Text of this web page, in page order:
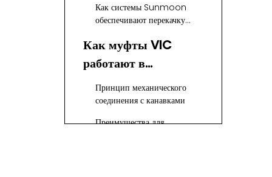
Как системы Sunmoon
обеспечивают перекачку
Как муфты VIC
работают в
американских
трубопроводных
системах
Принцип механического
соединения с канавками
Преимущества для